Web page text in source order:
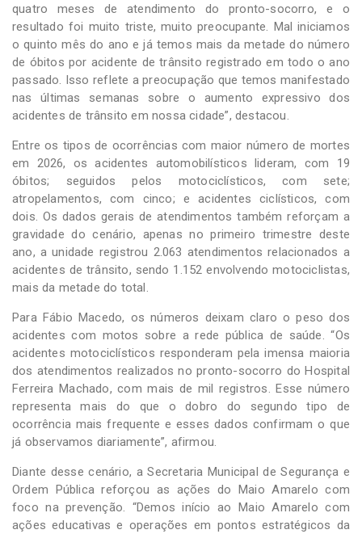
quatro meses de atendimento do pronto-socorro, e o
resultado foi muito triste, muito preocupante. Mal iniciamos
o quinto mês do ano e já temos mais da metade do número
de óbitos por acidente de trânsito registrado em todo o ano
passado. Isso reflete a preocupação que temos manifestado
nas últimas semanas sobre o aumento expressivo dos
acidentes de trânsito em nossa cidade”, destacou.
Entre os tipos de ocorrências com maior número de mortes
em 2026, os acidentes automobilísticos lideram, com 19
óbitos; seguidos pelos motociclísticos, com sete;
atropelamentos, com cinco; e acidentes ciclísticos, com
dois. Os dados gerais de atendimentos também reforçam a
gravidade do cenário, apenas no primeiro trimestre deste
ano, a unidade registrou 2.063 atendimentos relacionados a
acidentes de trânsito, sendo 1.152 envolvendo motociclistas,
mais da metade do total.
Para Fábio Macedo, os números deixam claro o peso dos
acidentes com motos sobre a rede pública de saúde. “Os
acidentes motociclísticos responderam pela imensa maioria
dos atendimentos realizados no pronto-socorro do Hospital
Ferreira Machado, com mais de mil registros. Esse número
representa mais do que o dobro do segundo tipo de
ocorrência mais frequente e esses dados confirmam o que
já observamos diariamente”, afirmou.
Diante desse cenário, a Secretaria Municipal de Segurança e
Ordem Pública reforçou as ações do Maio Amarelo com
foco na prevenção. “Demos início ao Maio Amarelo com
ações educativas e operações em pontos estratégicos da